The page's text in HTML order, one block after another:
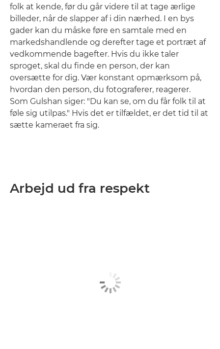
folk at kende, før du går videre til at tage ærlige
billeder, når de slapper af i din nærhed. I en bys
gader kan du måske føre en samtale med en
markedshandlende og derefter tage et portræt af
vedkommende bagefter. Hvis du ikke taler
sproget, skal du finde en person, der kan
oversætte for dig. Vær konstant opmærksom på,
hvordan den person, du fotograferer, reagerer.
Som Gulshan siger: "Du kan se, om du får folk til at
føle sig utilpas." Hvis det er tilfældet, er det tid til at
sætte kameraet fra sig.
Arbejd ud fra respekt